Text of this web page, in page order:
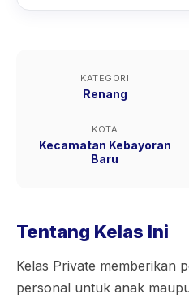
KATEGORI
Renang
KOTA
Kecamatan Kebayoran
Baru
Tentang Kelas Ini
Kelas Private memberikan
personal untuk anak